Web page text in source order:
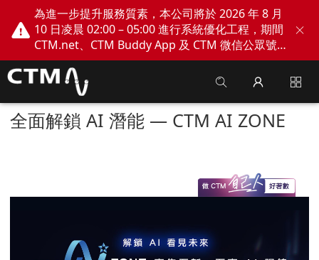
為進一步提升服務質素，本公司將於 2026 年 8 月
10 日凌晨 02:00 – 05:00 進行系統優化工程，期間
CTM.net、CTM Buddy App 及 CTM 微信公眾號
網上服務將會暫停。不便之處，敬請見諒！
全面解鎖 AI 潛能 — CTM AI ZONE